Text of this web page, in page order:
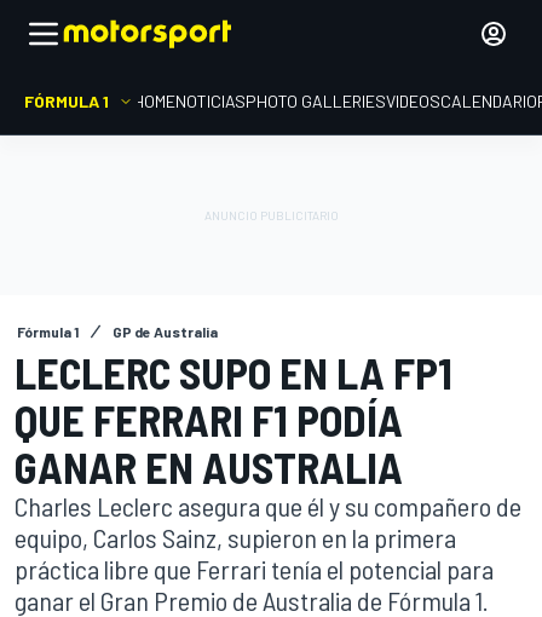
FÓRMULA 1 HOMENOTICIASPHOTO GALLERIESVIDEOSCALENDARIO
Fórmula 1 GP de Australia
LECLERC SUPO EN LA FP1
QUE FERRARI F1 PODÍA
GANAR EN AUSTRALIA
Charles Leclerc asegura que él y su compañero de
equipo, Carlos Sainz, supieron en la primera
práctica libre que Ferrari tenía el potencial para
ganar el Gran Premio de Australia de Fórmula 1.